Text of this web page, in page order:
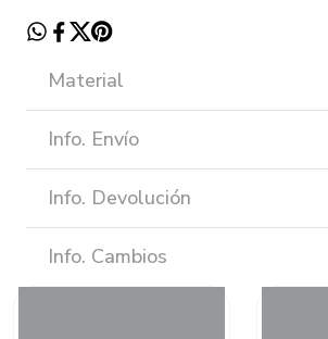
Material
Info. Envío
Info. Devolución
Info. Cambios